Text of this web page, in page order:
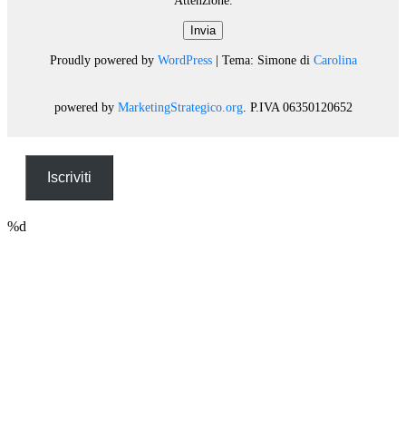
Invia
Proudly powered by WordPress | Tema: Simone di Carolina
powered by MarketingStrategico.org. P.IVA 06350120652
Iscriviti
%d